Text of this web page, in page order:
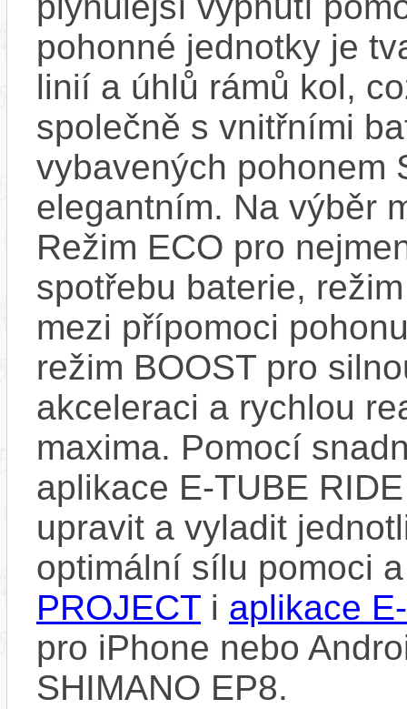
pohonné jednotky je
linií a úhlů rámů kol,
společně s vnitřními
vybavených pohonem
elegantním. Na výběr
Režim ECO pro
spotřebu baterie,
mezi přípomoci
režim BOOST pro
akceleraci a rychlou
maxima. Pomocí
aplikace E-TUBE
upravit a vyladit
optimální sílu pomoci
PROJECT i aplikace
pro iPhone nebo
SHIMANO EP8.